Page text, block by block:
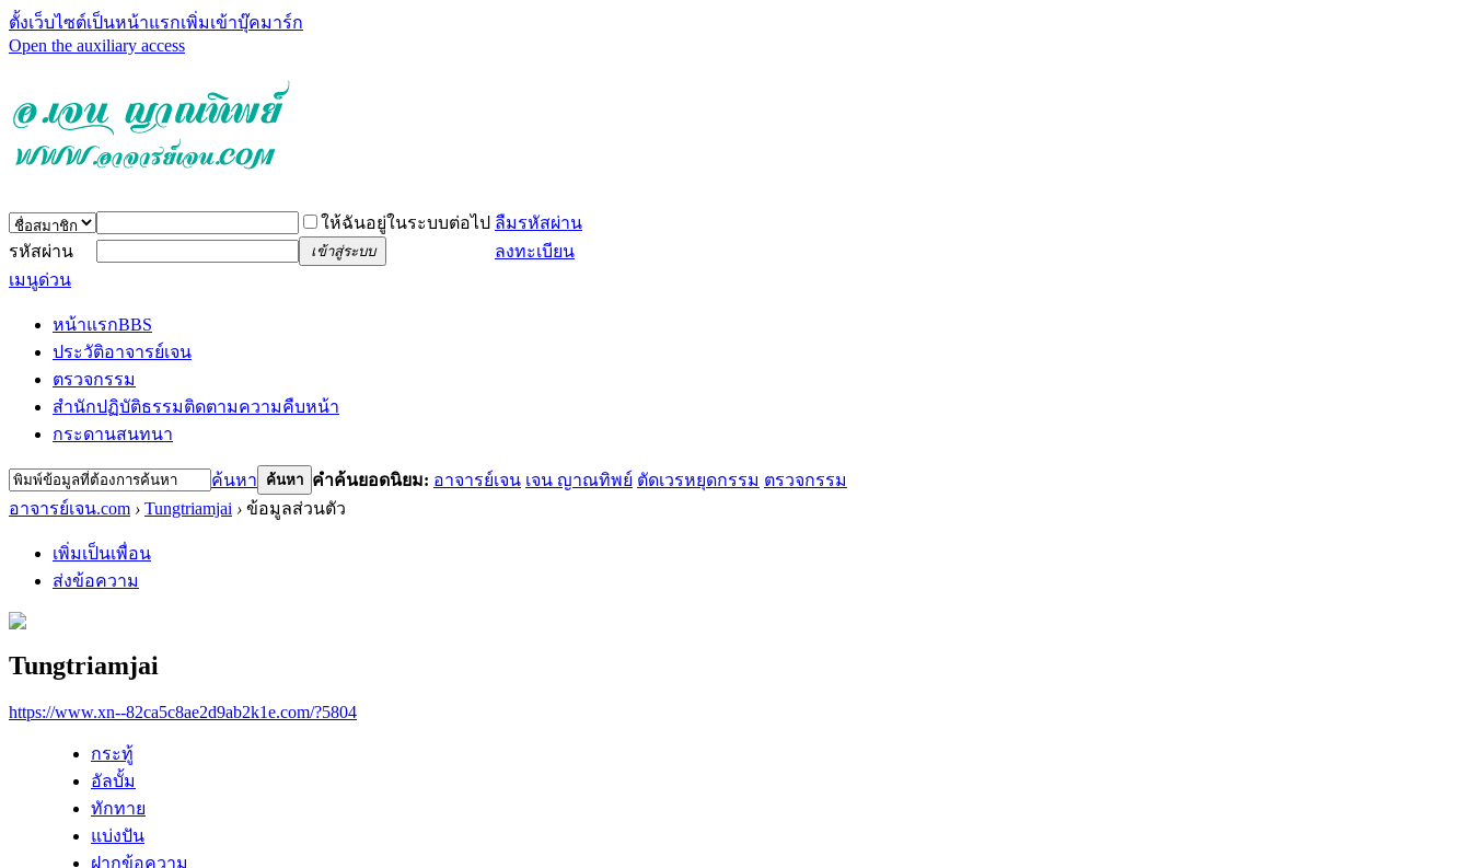
ตั้งเว็บไซต์เป็นหน้าแรกเพิ่มเข้าบุ๊คมาร์ก
Open the auxiliary access
ให้ฉันอยู่ในระบบต่อไป ลืมรหัสผ่าน
รหัสผ่าน
เข้าสู่ระบบ
ลงทะเบียน
เมนูด่วน
หน้าแรกBBS
ประวัติอาจารย์เจน
ตรวจกรรม
สำนักปฏิบัติธรรมติดตามความคืบหน้า
กระดานสนทนา
ค้นหา ค้นหา คำค้นยอดนิยม: อาจารย์เจน เจน ญาณทิพย์ ตัดเวรหยุดกรรม ตรวจกรรม
อาจารย์เจน.com › Tungtriamjai › ข้อมูลส่วนตัว
เพิ่มเป็นเพื่อน
ส่งข้อความ
Tungtriamjai
https://www.xn--82ca5c8ae2d9ab2k1e.com/?5804
กระทู้
อัลบั้ม
ทักทาย
แบ่งปัน
ฝากข้อความ